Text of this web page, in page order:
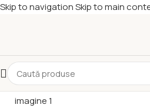
Skip to navigationSkip to main